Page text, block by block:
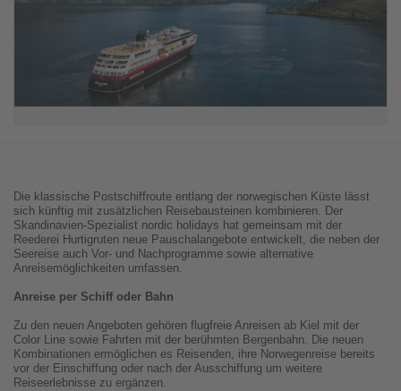
Die klassische Postschiffroute entlang der norwegischen Küste lässt
sich künftig mit zusätzlichen Reisebausteinen kombinieren. Der
Skandinavien-Spezialist nordic holidays hat gemeinsam mit der
Reederei Hurtigruten neue Pauschalangebote entwickelt, die neben der
Seereise auch Vor- und Nachprogramme sowie alternative
Anreisemöglichkeiten umfassen.
Anreise per Schiff oder Bahn
Zu den neuen Angeboten gehören flugfreie Anreisen ab Kiel mit der
Color Line sowie Fahrten mit der berühmten Bergenbahn. Die neuen
Kombinationen ermöglichen es Reisenden, ihre Norwegenreise bereits
vor der Einschiffung oder nach der Ausschiffung um weitere
Reiseerlebnisse zu ergänzen.